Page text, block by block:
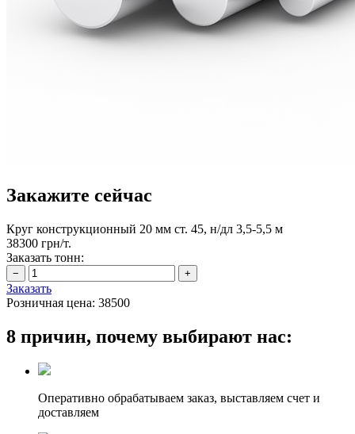
Закажите сейчас
Круг конструкционный 20 мм ст. 45, н/дл 3,5-5,5 м
38300 грн/т.
Заказать тонн:
Заказать
Розничная цена: 38500
8 причин, почему выбирают нас:
Оперативно обрабатываем заказ, выставляем счет и
доставляем